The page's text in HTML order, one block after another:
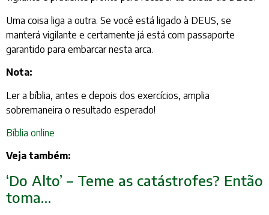
Uma coisa liga a outra. Se você está ligado à DEUS, se
manterá vigilante e certamente já está com passaporte
garantido para embarcar nesta arca.
Nota:
Ler a bíblia, antes e depois dos exercícios, amplia
sobremaneira o resultado esperado!
Bíblia online
Veja também:
‘Do Alto’ – Teme as catástrofes? Então
toma…